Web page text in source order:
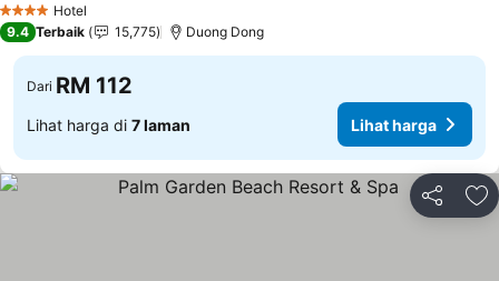
4 BintangHotel
9.4 Terbaik 15,775 Duong Dong
Dari RM 112
Lihat harga di 7 laman Lihat harga
Kongsi